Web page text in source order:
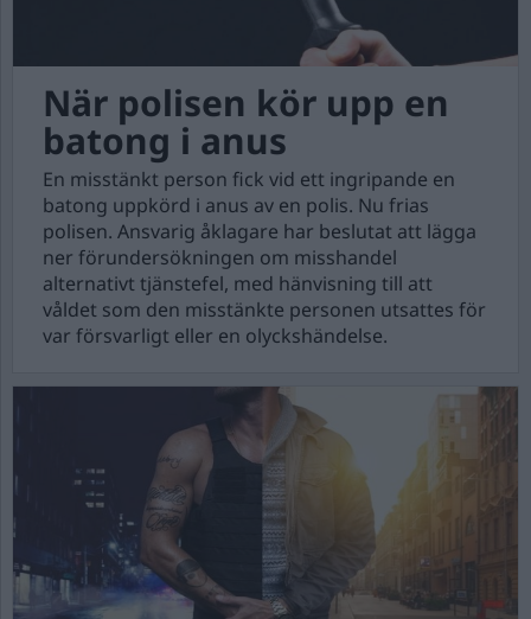
När polisen kör upp en
batong i anus
En misstänkt person fick vid ett ingripande en
batong uppkörd i anus av en polis. Nu frias
polisen. Ansvarig åklagare har beslutat att lägga
ner förundersökningen om misshandel
alternativt tjänstefel, med hänvisning till att
våldet som den misstänkte personen utsattes för
var försvarligt eller en olyckshändelse.